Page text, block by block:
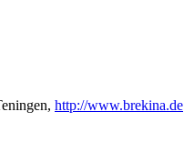
http://www.brekina.de